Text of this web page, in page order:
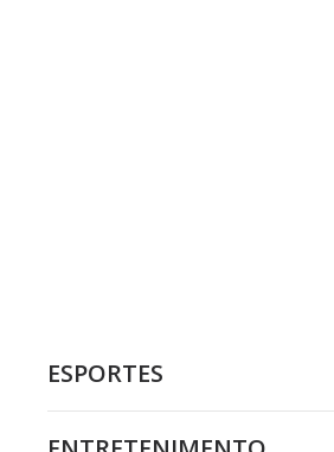
ESPORTES